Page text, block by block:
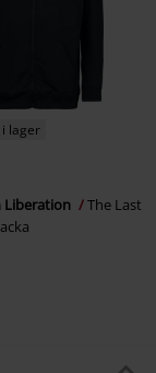
i lager
Liberation
The Last